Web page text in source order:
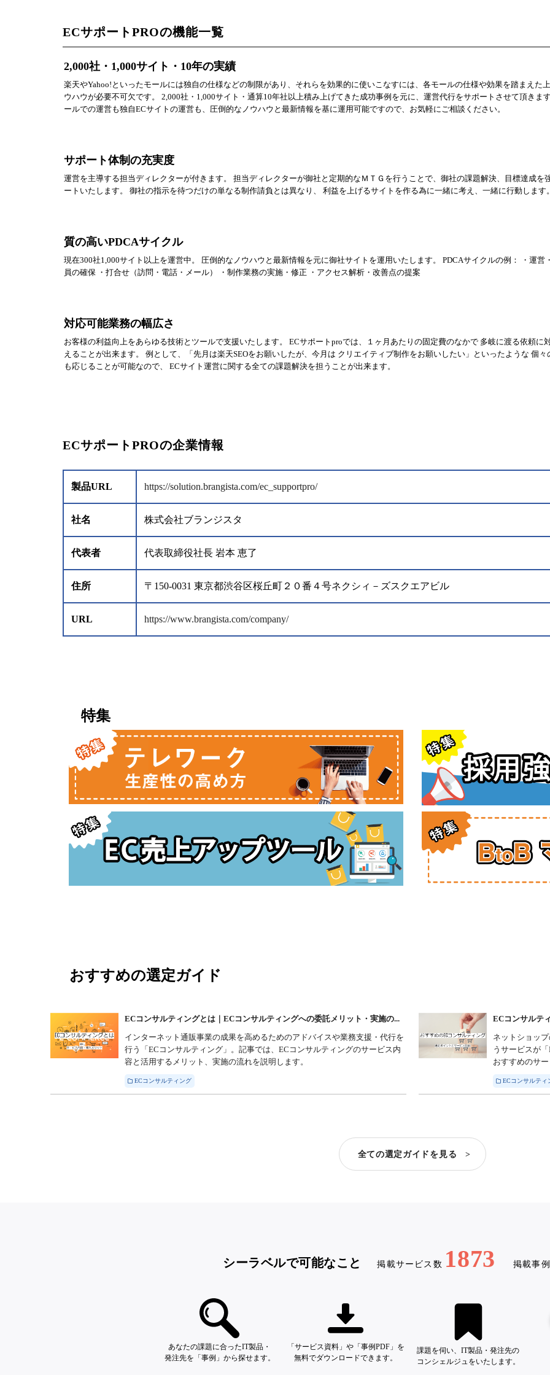
ECサポートPROの機能一覧
2,000社・1,000サイト・10年の実績
楽天やYahoo!といったモールには独自の仕様などの制限があり、それらを効果的に使いこなすには、各モールの仕様や効果を踏まえた
ウハウが必要不可欠です。 2,000社・1,000サイト・通算10年社以上積み上げてきた成功事例を元に、運営代行をサポートさせて頂きま
ールでの運営も独自ECサイトの運営も、圧倒的なノウハウと最新情報を基に運用可能ですので、お気軽にご相談ください。
サポート体制の充実度
運営を主導する担当ディレクターが付きます。 担当ディレクターが御社と定期的なＭＴＧを行うことで、御社の課題解決、目標達成を
ートいたします。 御社の指示を待つだけの単なる制作請負とは異なり、 利益を上げるサイトを作る為に一緒に考え、一緒に行動します
質の高いPDCAサイクル
現在300社1,000サイト以上を運営中。 圧倒的なノウハウと最新情報を元に御社サイトを運用いたします。 PDCAサイクルの例： ・運営
員の確保 ・打合せ（訪問・電話・メール） ・制作業務の実施・修正 ・アクセス解析・改善点の提案
対応可能業務の幅広さ
お客様の利益向上をあらゆる技術とツールで支援いたします。 ECサポートproでは、１ヶ月あたりの固定費のなかで 多岐に渡る依頼に
えることが出来ます。 例として、「先月は楽天SEOをお願いしたが、今月は クリエイティブ制作をお願いしたい」といったような 個々
も応じることが可能なので、 ECサイト運営に関する全ての課題解決を担うことが出来ます。
ECサポートPROの企業情報
製品URL https://solution.brangista.com/ec_supportpro/
社名 株式会社ブランジスタ
代表者 代表取締役社長 岩本 恵了
住所 〒150-0031 東京都渋谷区桜丘町２０番４号ネクシィ－ズスクエアビル
URL https://www.brangista.com/company/
特集
おすすめの選定ガイド
ECコンサルティングとは｜ECコンサルティングへの委託メリット・実施の...
インターネット通販事業の成果を高めるためのアドバイスや業務支援・代行を
行う「ECコンサルティング」。記事では、ECコンサルティングのサービス内
容と活用するメリット、実施の流れを説明します。
ECコンサルティング
ECコンサルテ
ネットショッ
うサービスが
おすすめのサ
ECコンサルティ
全ての選定ガイドを見る >
シーラベルで可能なこと 掲載サービス数 1873 掲載事
あなたの課題に合ったIT製品・
発注先を「事例」から探せます。
「サービス資料」や「事例PDF」を
無料でダウンロードできます。
課題を伺い、IT製品・発注先の
コンシェルジュをいたします。